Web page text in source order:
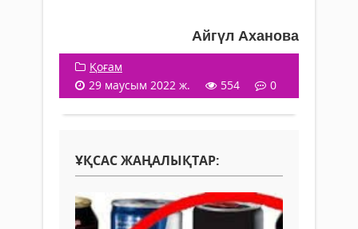
Айгүл Аханова
Қоғам
29 маусым 2022 ж.
554 0
ҰҚСАС ЖАҢАЛЫҚТАР: